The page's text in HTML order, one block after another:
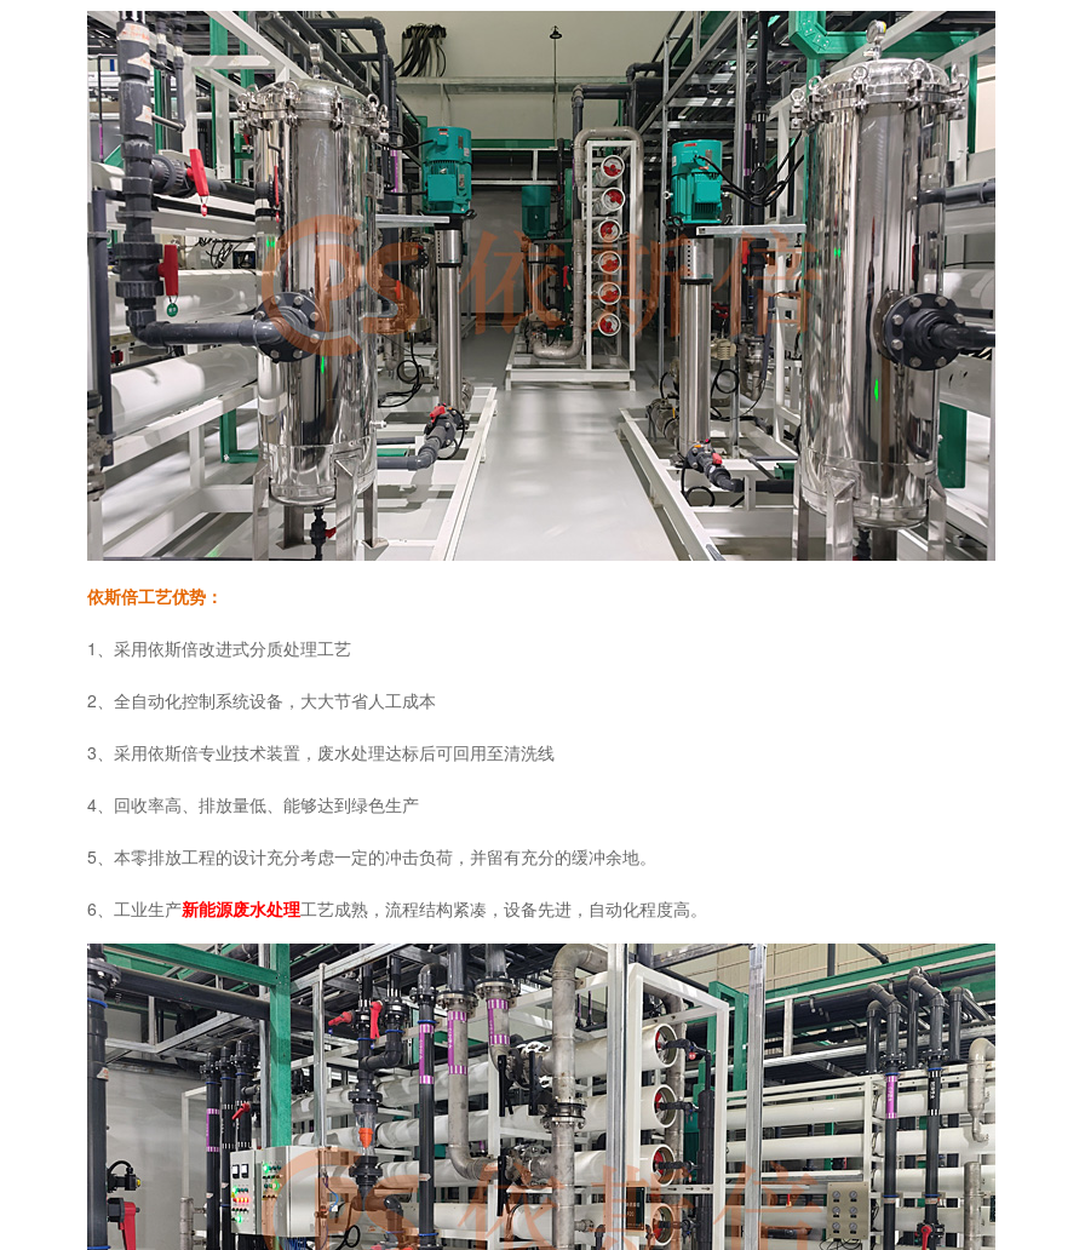
依斯倍工艺优势：
1、采用依斯倍改进式分质处理工艺
2、全自动化控制系统设备，大大节省人工成本
3、采用依斯倍专业技术装置，废水处理达标后可回用至清洗线
4、回收率高、排放量低、能够达到绿色生产
5、本零排放工程的设计充分考虑一定的冲击负荷，并留有充分的缓冲余地。
6、工业生产新能源废水处理工艺成熟，流程结构紧凑，设备先进，自动化程度高。